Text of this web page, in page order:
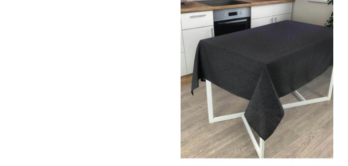
136х180см